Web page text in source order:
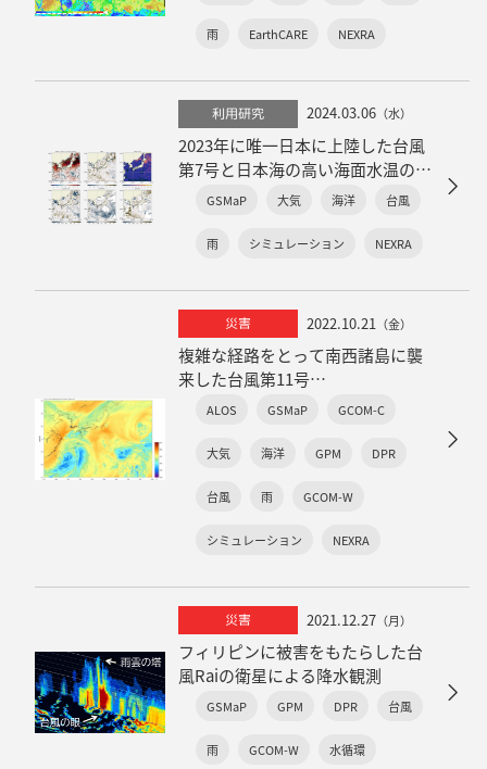
雨 EarthCARE NEXRA
利用研究 2024.03.06 （水）
2023年に唯一日本に上陸した台風
第7号と日本海の高い海面水温の関
GSMaP 大気 海洋 台風
雨 シミュレーション NEXRA
災害 2022.10.21 （金）
複雑な経路をとって南西諸島に襲
来した台風第11号
～衛星観測と気象リアルタイムシ
ALOS GSMaP GCOM-C
大気 海洋 GPM DPR
台風 雨 GCOM-W
シミュレーション NEXRA
災害 2021.12.27 （月）
フィリピンに被害をもたらした台
風Raiの衛星による降水観測
GSMaP GPM DPR 台風
雨 GCOM-W 水循環